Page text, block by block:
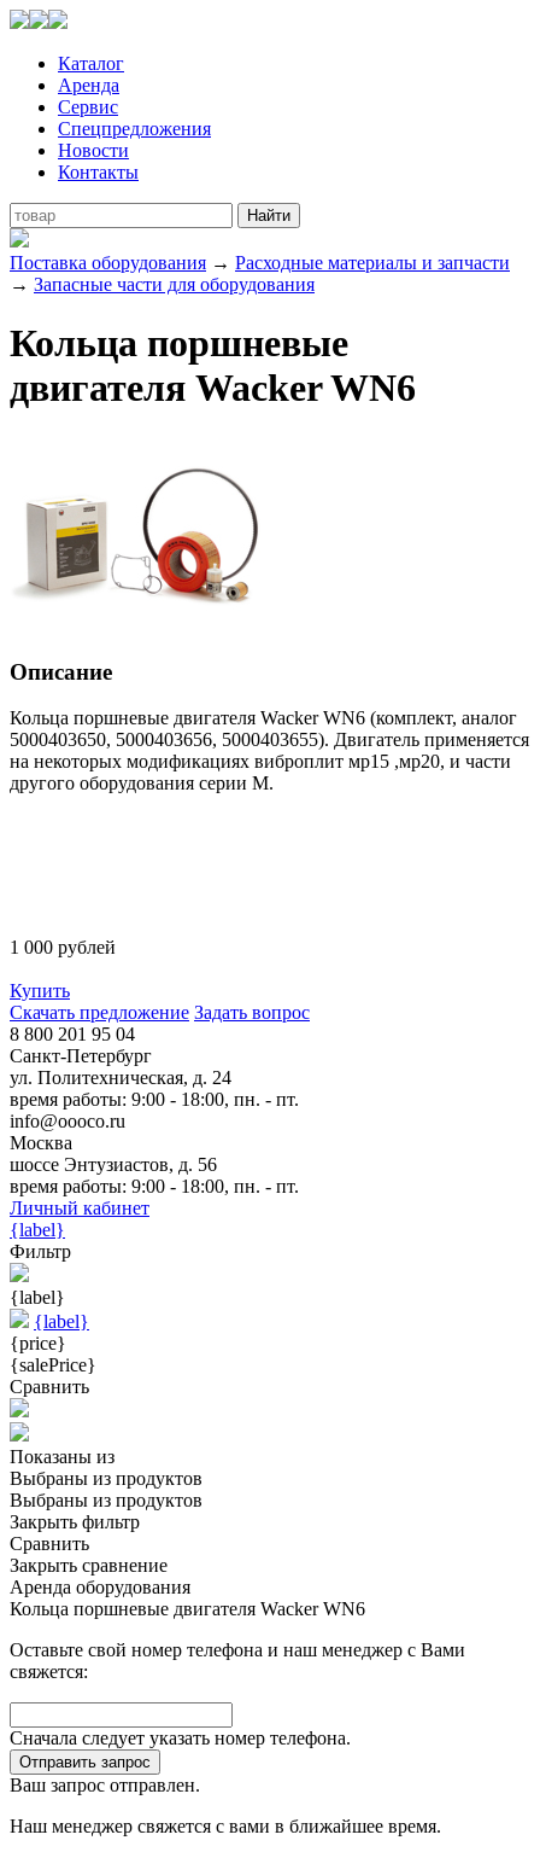
Каталог
Аренда
Сервис
Спецпредложения
Новости
Контакты
Поставка оборудования → Расходные материалы и запчасти
→ Запасные части для оборудования
Кольца поршневые
двигателя Wacker WN6
Описание
Кольца поршневые двигателя Wacker WN6 (комплект, аналог
5000403650, 5000403656, 5000403655). Двигатель применяется
на некоторых модификациях виброплит мр15 ,мр20, и части
другого оборудования серии M.
1 000 рублей
Купить
Скачать предложение Задать вопрос
8 800 201 95 04
Санкт-Петербург
ул. Политехническая, д. 24
время работы: 9:00 - 18:00, пн. - пт.
info@oooco.ru
Москва
шоссе Энтузиастов, д. 56
время работы: 9:00 - 18:00, пн. - пт.
Личный кабинет
{label}
Фильтр
{label}
{label}
{price}
{salePrice}
Сравнить
Показаны из
Выбраны из продуктов
Выбраны из продуктов
Закрыть фильтр
Сравнить
Закрыть сравнение
Аренда оборудования
Кольца поршневые двигателя Wacker WN6
Оставьте свой номер телефона и наш менеджер с Вами
свяжется:
Сначала следует указать номер телефона.
Отправить запрос
Ваш запрос отправлен.
Наш менеджер свяжется с вами в ближайшее время.